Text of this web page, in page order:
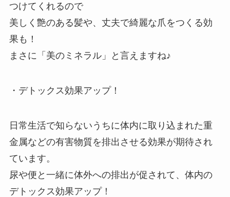
つけてくれるので
美しく艶のある髪や、丈夫で綺麗な爪をつくる効
果も！
まさに「美のミネラル」と言えますね♪
・デトックス効果アップ！
日常生活で知らないうちに体内に取り込まれた重
金属などの有害物質を排出させる効果が期待され
ています。
尿や便と一緒に体外への排出が促されて、体内の
デトックス効果アップ！